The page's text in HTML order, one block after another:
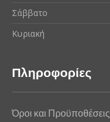
Σάββατο
Κυριακή
Πληροφορίες
Όροι και Προϋποθέσεις